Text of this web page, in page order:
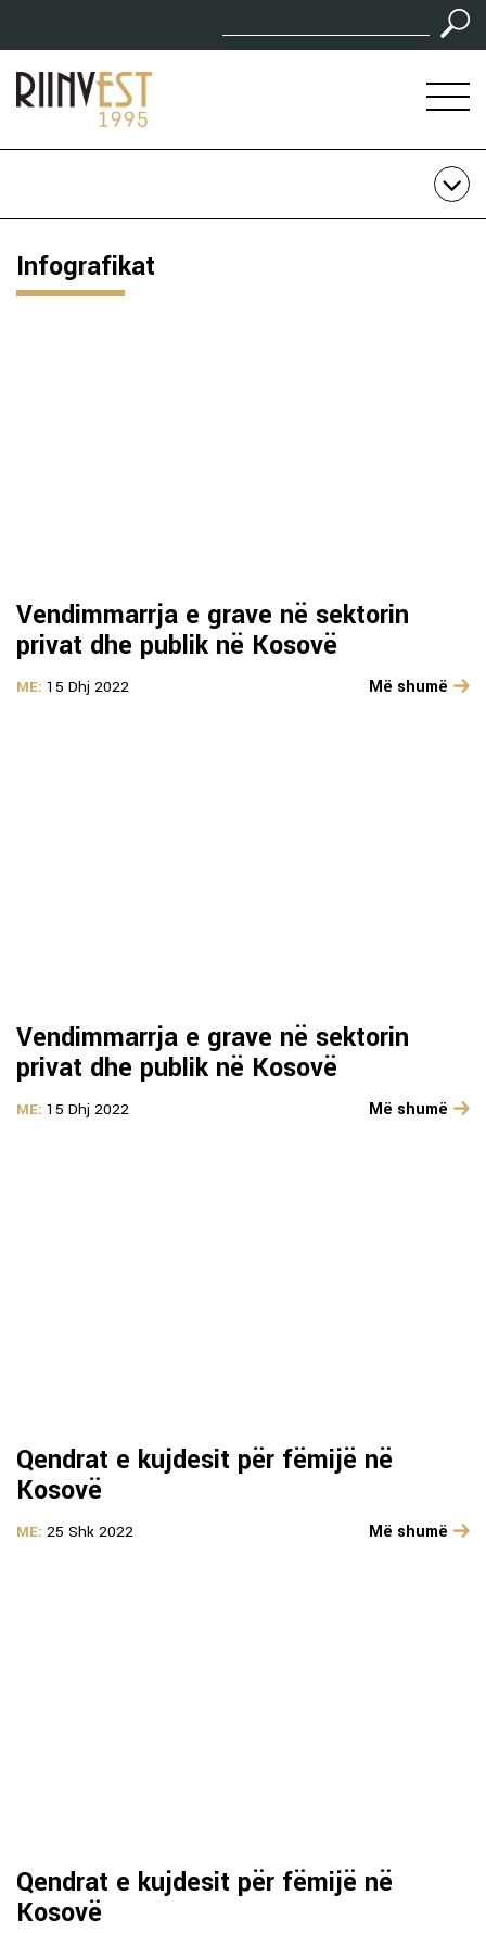
Infografikat
Vendimmarrja e grave në sektorin
privat dhe publik në Kosovë
ME: 15 Dhj 2022 Më shumë
Vendimmarrja e grave në sektorin
privat dhe publik në Kosovë
ME: 15 Dhj 2022 Më shumë
Qendrat e kujdesit për fëmijë në
Kosovë
ME: 25 Shk 2022 Më shumë
Qendrat e kujdesit për fëmijë në
Kosovë